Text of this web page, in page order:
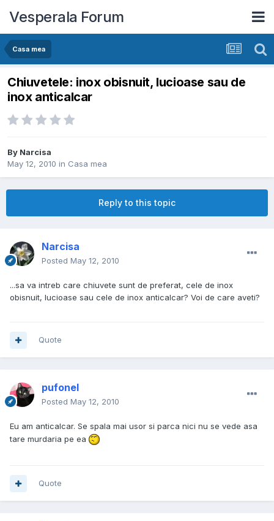
Vesperala Forum
Casa mea
Chiuvetele: inox obisnuit, lucioase sau de
inox anticalcar
By Narcisa
May 12, 2010 in Casa mea
Reply to this topic
Narcisa
Posted May 12, 2010
...sa va intreb care chiuvete sunt de preferat, cele de inox
obisnuit, lucioase sau cele de inox anticalcar? Voi de care aveti?
Quote
pufonel
Posted May 12, 2010
Eu am anticalcar. Se spala mai usor si parca nici nu se vede asa
tare murdaria pe ea
Quote